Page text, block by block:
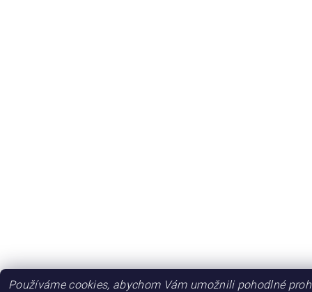
Používáme cookies, abychom Vám umožnili pohodlné